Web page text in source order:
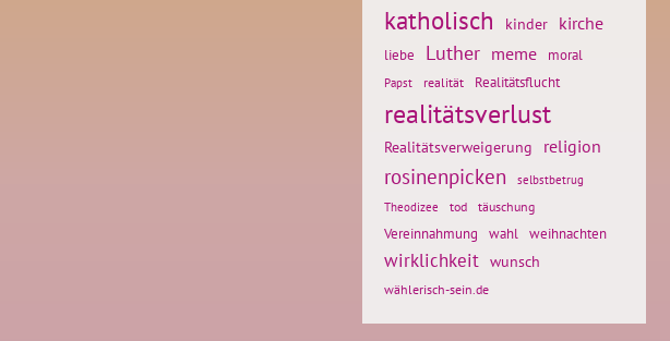
katholisch kinder kirche
liebe Luther meme moral
Papst realität Realitätsflucht
realitätsverlust
Realitätsverweigerung religion
rosinenpicken
selbstbetrug
Theodizee
tod täuschung
Vereinnahmung wahl weihnachten
wirklichkeit wunsch
wählerisch-sein.de